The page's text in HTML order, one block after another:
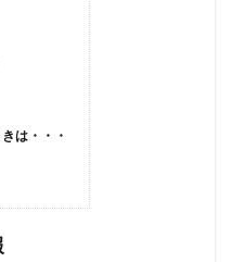
は・・・